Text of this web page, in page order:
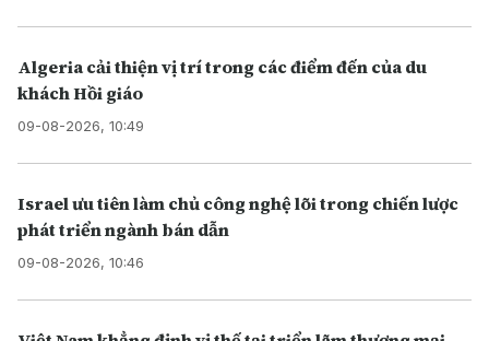
Algeria cải thiện vị trí trong các điểm đến của du
khách Hồi giáo
09-08-2026, 10:49
Israel ưu tiên làm chủ công nghệ lõi trong chiến lược
phát triển ngành bán dẫn
09-08-2026, 10:46